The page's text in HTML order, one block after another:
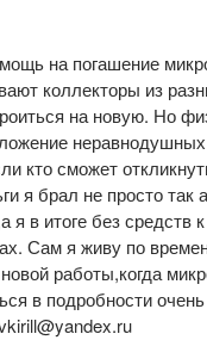
на погашение
коллекторы из
на новую. Но
кто сможет
я брал не просто так
в итоге без средств
Сам я живу по
работы,когда
в подробности